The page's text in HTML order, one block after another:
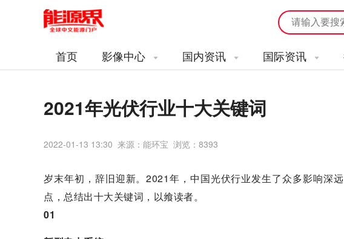
首页 影像中心 国内资讯 国际资讯
2021年光伏行业十大关键词
2022-01-13 13:30 来源：能环宝 浏览： 8393
岁末年初，辞旧迎新。2021年，中国光伏行业发生了众多影响深
点，总结出十大关键词，以飨读者。
01